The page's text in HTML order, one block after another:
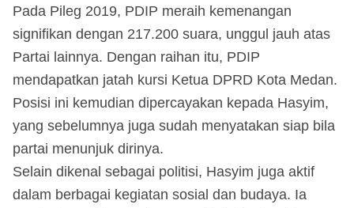
Pada Pileg 2019, PDIP meraih kemenangan
signifikan dengan 217.200 suara, unggul jauh atas
Partai lainnya. Dengan raihan itu, PDIP
mendapatkan jatah kursi Ketua DPRD Kota Medan.
Posisi ini kemudian dipercayakan kepada Hasyim,
yang sebelumnya juga sudah menyatakan siap bila
partai menunjuk dirinya.
Selain dikenal sebagai politisi, Hasyim juga aktif
dalam berbagai kegiatan sosial dan budaya. Ia